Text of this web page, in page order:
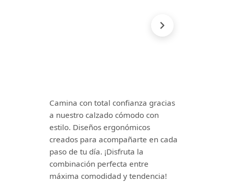
Camina con total confianza gracias
a nuestro calzado cómodo con
estilo. Diseños ergonómicos
creados para acompañarte en cada
paso de tu día. ¡Disfruta la
combinación perfecta entre
máxima comodidad y tendencia!